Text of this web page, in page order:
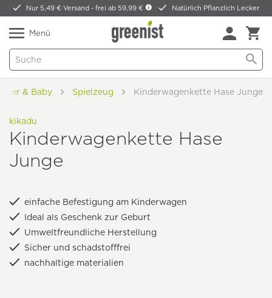
Nur 5,49 € Versand -frei ab 59,99 € Natürlich Pflanzlich Lecker
Menü
& Baby Spielzeug Kinderwagenkette Hase Junge
kikadu
Kinderwagenkette Hase
Junge
einfache Befestigung am Kinderwagen
Ideal als Geschenk zur Geburt
Umweltfreundliche Herstellung
Sicher und schadstofffrei
nachhaltige materialien